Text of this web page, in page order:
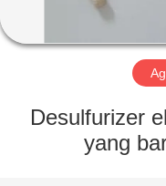
TUR
KONTROL
Desulfurizer
yang